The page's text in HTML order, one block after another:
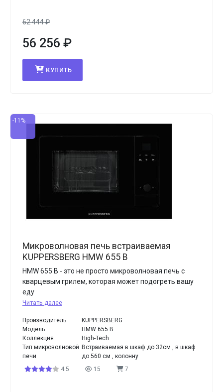
62 444₽
56 256 ₽
КУПИТЬ
-11%
Микроволновая печь встраиваемая
KUPPERSBERG HMW 655 B
HMW 655 В - это не просто микроволновая печь с
кварцевым грилем, которая может подогреть вашу
еду
Читать далее
Производитель
KUPPERSBERG
Модель
HMW 655 B
Коллекция
High-Tech
Тип микроволновой
печи
Встраиваемая в шкаф до 32см , в шкаф
до 560 см , колонну
4.5
15 7